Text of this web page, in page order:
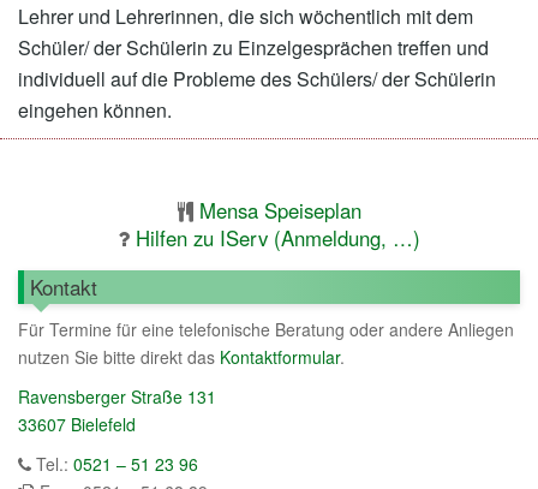
Lehrer und Lehrerinnen, die sich wöchentlich mit dem
Schüler/ der Schülerin zu Einzelgesprächen treffen und
individuell auf die Probleme des Schülers/ der Schülerin
eingehen können.
Mensa Speiseplan
Hilfen zu IServ (Anmeldung, …)
Kontakt
Für Termine für eine telefonische Beratung oder andere Anliegen
nutzen Sie bitte direkt das Kontaktformular.
Ravensberger Straße 131
33607 Bielefeld
Tel.: 0521 – 51 23 96